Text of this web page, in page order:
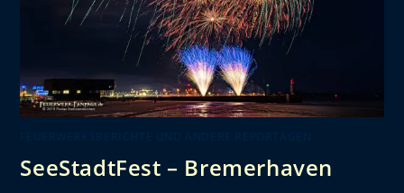
SeeStadtFest – Bremerhaven